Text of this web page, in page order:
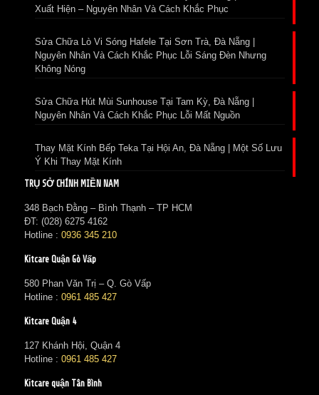
Xuất Hiện – Nguyên Nhân Và Cách Khắc Phục
Sửa Chữa Lò Vi Sóng Hafele Tại Sơn Trà, Đà Nẵng |
Nguyên Nhân Và Cách Khắc Phục Lỗi Sáng Đèn Nhưng
Không Nóng
Sửa Chữa Hút Mùi Sunhouse Tại Tam Kỳ, Đà Nẵng |
Nguyên Nhân Và Cách Khắc Phục Lỗi Mất Nguồn
Thay Mặt Kính Bếp Teka Tại Hội An, Đà Nẵng | Một Số Lưu
Ý Khi Thay Mặt Kính
TRỤ SỞ CHÍNH MIỀN NAM
348 Bạch Đằng – Bình Thạnh – TP HCM
ĐT: (028) 6275 4162
Hotline : 0936 345 210
Kitcare Quận Gò Vấp
580 Phan Văn Trị – Q. Gò Vấp
Hotline : 0961 485 427
Kitcare Quận 4
127 Khánh Hội, Quận 4
Hotline : 0961 485 427
Kitcare quận Tân Bình